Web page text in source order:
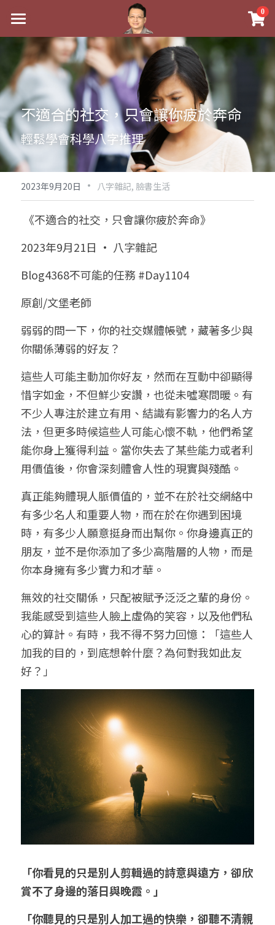
0
最新消息
關於我
實體經營
祖傳命理
手工印鑑
課程介紹
五行八字學
後天派陽宅
黃金會員專區
八字雜記
心靈成長
人氣最高
站長精選
臉書生活
好書推廌
試閱專區
Podcast聽書
團隊訓練營
八字視頻
陽宅視頻
線上直播
自我挑戰
線上學苑
八字初階班1
八字初階班2
八字進階班
八字中階班
八字高階班
五人實戰班
五行計算初階班
五行計算高階班
團隊訓練營
命理商城
八字完整班
《十神高階實戰錄》完整典藏版
科學八字推理PDF
八字批命
小兒命名
我的著作
科學八字推理1
科學八字推理2
科學八字推理3
科學八字輕鬆學
輕鬆學會科學八字推理
與我預約
批命預約
上課預約
常見問題
FB粉絲頁
登錄/註冊
繁體中文
繁體中文
0938617837
support@p8zicourse.com
五行八字線上班
不適合的社交，只會讓你疲於奔命
輕鬆學會科學八字推理
2023年9月20日 · 八字雜記, 臉書生活
《不適合的社交，只會讓你疲於奔命》
2023年9月21日 · 八字雜記
Blog4368不可能的任務 #Day1104
原創/文堡老師
弱弱的問一下，你的社交媒體帳號，藏著多少與
你關係薄弱的好友？
這些人可能主動加你好友，然而在互動中卻顯得
惜字如金，不但鮮少安讚，也從未噓寒問暖。有
不少人專注於建立有用、結識有影響力的名人方
法，但更多時候這些人可能心懷不軌，他們希望
能你身上獲得利益。當你失去了某些能力或者利
用價值後，你會深刻體會人性的現實與殘酷。
真正能夠體現人脈價值的，並不在於社交網絡中
有多少名人和重要人物，而在於在你遇到困境
時，有多少人願意挺身而出幫你。你身邊真正的
朋友，並不是你添加了多少高階層的人物，而是
你本身擁有多少實力和才華。
無效的社交關係，只配被賦予泛泛之輩的身份。
我能感受到這些人臉上虛偽的笑容，以及他們私
心的算計。有時，我不得不努力回憶：「這些人
加我的目的，到底想幹什麼？為何對我如此友
好？」
「你看見的只是別人剪輯過的詩意與遠方，卻欣
賞不了身邊的落日與晚霞。」
「你聽見的只是別人加工過的快樂，卻聽不清親
×
商品分類
八字線上完整班
科學八字推理PDF
《十神高階實戰錄》完整典藏版
1美元超值PDF